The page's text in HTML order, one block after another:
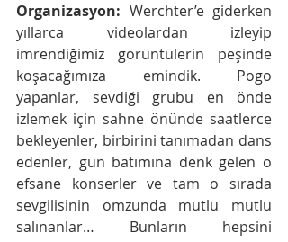
Organizasyon: Werchter’e giderken
yıllarca videolardan izleyip
imrendiğimiz görüntülerin peşinde
koşacağımıza emindik. Pogo
yapanlar, sevdiği grubu en önde
izlemek için sahne önünde saatlerce
bekleyenler, birbirini tanımadan dans
edenler, gün batımına denk gelen o
efsane konserler ve tam o sırada
sevgilisinin omzunda mutlu mutlu
salınanlar… Bunların hepsini